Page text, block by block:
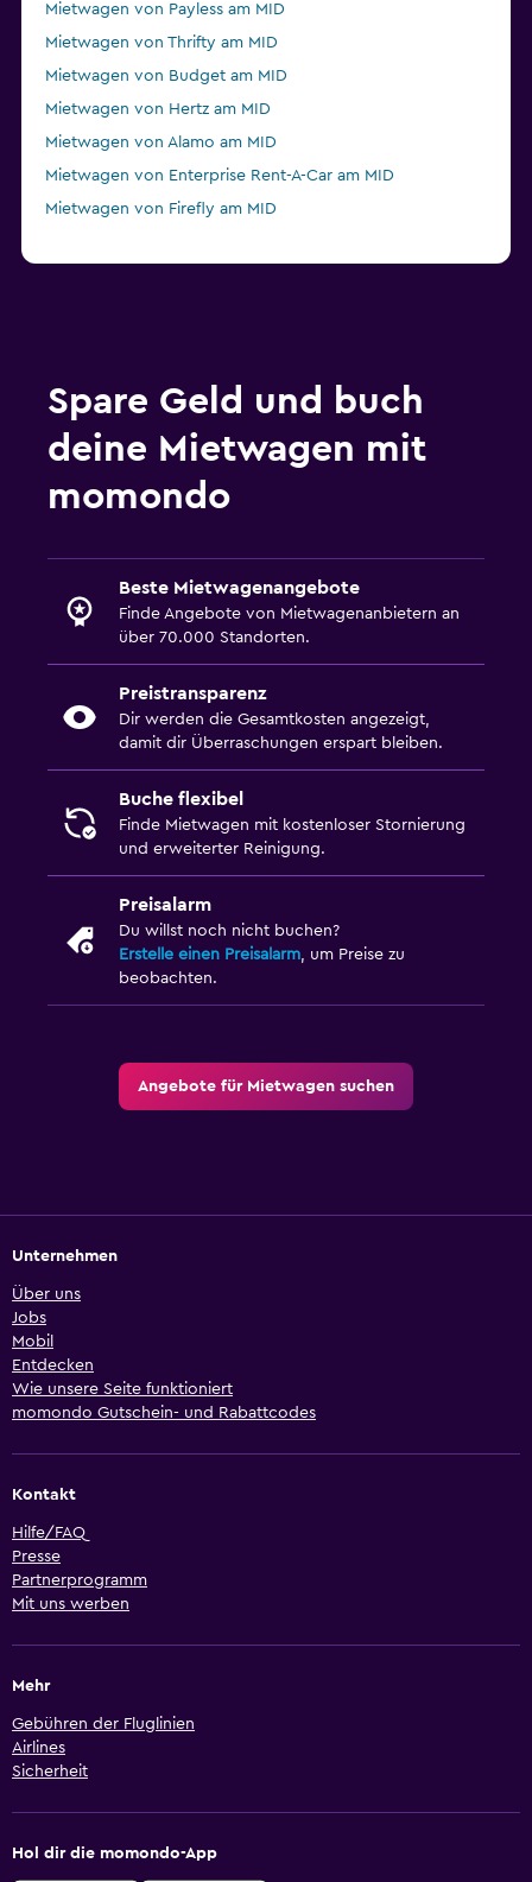
Mietwagen von Payless am MID
Mietwagen von Thrifty am MID
Mietwagen von Budget am MID
Mietwagen von Hertz am MID
Mietwagen von Alamo am MID
Mietwagen von Enterprise Rent-A-Car am MID
Mietwagen von Firefly am MID
Spare Geld und buch
deine Mietwagen mit
momondo
Beste Mietwagenangebote
Finde Angebote von Mietwagenanbietern an
über 70.000 Standorten.
Preistransparenz
Dir werden die Gesamtkosten angezeigt,
damit dir Überraschungen erspart bleiben.
Buche flexibel
Finde Mietwagen mit kostenloser Stornierung
und erweiterter Reinigung.
Preisalarm
Du willst noch nicht buchen?
Erstelle einen Preisalarm, um Preise zu
beobachten.
Angebote für Mietwagen suchen
Unternehmen
Über uns
Jobs
Mobil
Entdecken
Wie unsere Seite funktioniert
momondo Gutschein- und Rabattcodes
Kontakt
Hilfe/FAQ
Presse
Partnerprogramm
Mit uns werben
Mehr
Gebühren der Fluglinien
Airlines
Sicherheit
Hol dir die momondo-App